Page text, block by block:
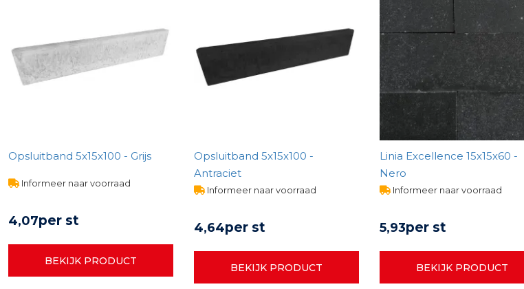
Opsluitband 5x15x100 - Grijs
Informeer naar voorraad
4,07per st
BEKIJK PRODUCT
Opsluitband 5x15x100 -
Antraciet
Informeer naar voorraad
4,64per st
BEKIJK PRODUCT
Linia Excellence 15x15x60 -
Nero
Informeer naar voorraad
5,93per st
BEKIJK PRODUCT